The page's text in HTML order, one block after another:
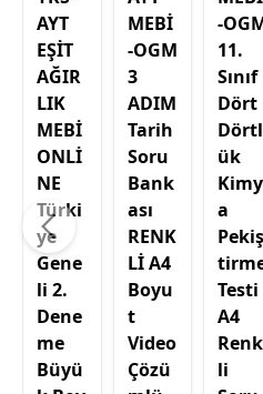
AYT
EŞİT
AĞIR
LIK
MEBİ
ONLİ
NE
Türki
ye
Gene
li 2.
Dene
me
Büyü
MEBİ
-OGM
3
ADIM
Tarih
Soru
Bank
ası
RENK
Lİ A4
Boyu
t
Video
Çözü
-
11.
Sınıf
Dört
Dörtl
ük
Kimy
a
Pekiş
Testi
A4
Renk
li